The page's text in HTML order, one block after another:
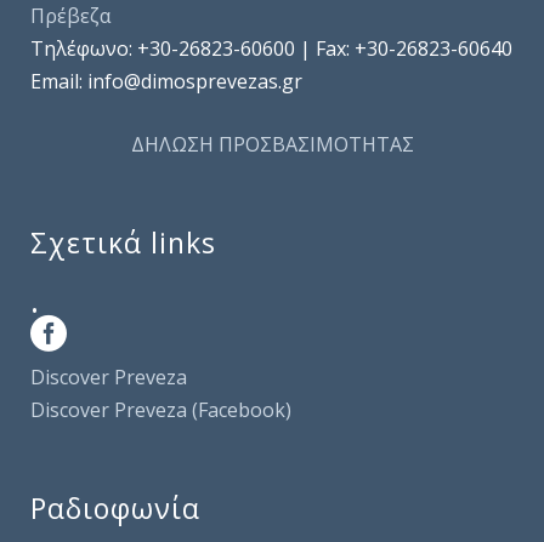
Πρέβεζα
Τηλέφωνo: +30-26823-60600 | Fax: +30-26823-60640
Email: info@dimosprevezas.gr
ΔΗΛΩΣΗ ΠΡΟΣΒΑΣΙΜΟΤΗΤΑΣ
Σχετικά links
.
Discover Preveza
Discover Preveza (Facebook)
Ραδιοφωνία